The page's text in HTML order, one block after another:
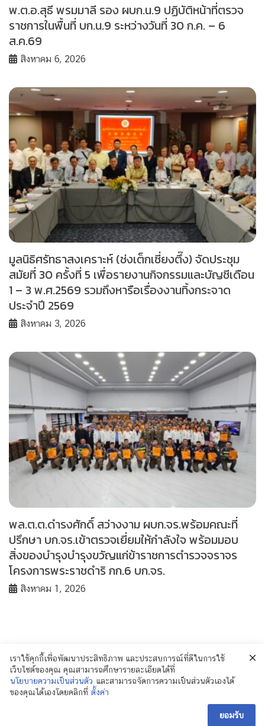
พ.ต.อ.สุธี พรมมาลี รอง ผบก.น.9 ปฏิบัติหน้าที่ตรวจ
ราชการในพื้นที่ บก.น.9 ระหว่างวันที่ 30 ก.ค. – 6
ส.ค.69
สิงหาคม 6, 2026
มูลนิธิศรัทธาสงเคราะห์ (ช่งเต็กเซี่ยงตึ๊ง) จัดประชุม
สมัยที่ 30 ครั้งที่ 5 เพื่อรายงานกิจกรรมและบัญชีเดือน
1 – 3 พ.ศ.2569 รวมถึงหารือเรื่องงานทิ้งกระจาด
ประจำปี 2569
สิงหาคม 3, 2026
พล.ต.ต.ดำรงศักดิ์ สว่างงาม ผบก.จร.พร้อมคณะที่
ปรึกษา บก.จร.เข้าตรวจเยี่ยมให้กำลังใจ พร้อมมอบ
สิ่งของบำรุงบำรุงขวัญแก่ข้าราชการตำรวจจราจร
โครงการพระราชดำริ กก.6 บก.จร.
สิงหาคม 1, 2026
© 2018 Policenewsformass.com. All Rights
เราใช้คุกกี้เพื่อพัฒนาประสิทธิภาพ และประสบการณ์ที่ดีในการใช้
เว็บไซต์ของคุณ คุณสามารถศึกษารายละเอียดได้ที่
นโยบายความเป็นส่วนตัว และสามารถจัดการความเป็นส่วนตัวเองได้
ของคุณได้เองโดยคลิกที่ ตั้งค่า
ยอมรับ